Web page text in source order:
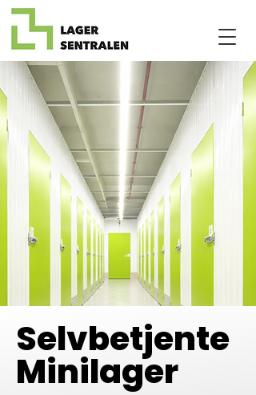
Selvbetjente
Minilager